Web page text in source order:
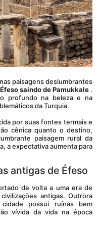
paisagens deslumbrantes
saindo de Pamukkale .
profundo na beleza e na
da Turquia.
por suas fontes termais e
cênica quanto o destino,
paisagem rural da
a expectativa aumenta para
antigas de Éfeso
antigas. Outrora
possui ruínas bem
vívida da vida na época